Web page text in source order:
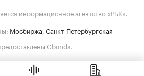
информационное агентство «РБК».
Мосбиржа, Санкт-Петербургская
Cbonds.